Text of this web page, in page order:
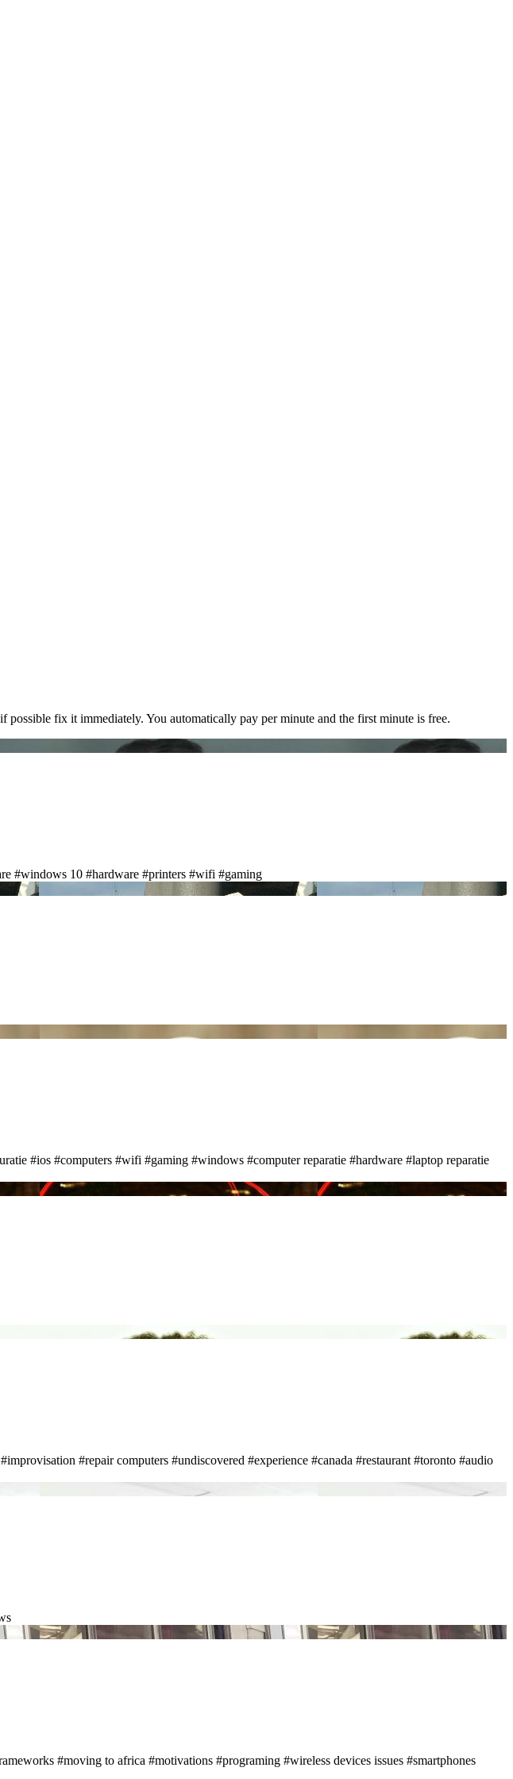
fix it immediately. You automatically pay per minute and the first minute is free.
#windows 10 #hardware #printers #wifi #gaming
#ios #computers #wifi #gaming #windows #computer reparatie #hardware #laptop reparatie
#improvisation #repair computers #undiscovered #experience #canada #restaurant #toronto #audio
#moving to africa #motivations #programing #wireless devices issues #smartphones